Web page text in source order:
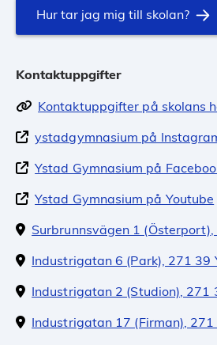
Hur tar jag mig till skolan?
Kontaktuppgifter
Kontaktuppgifter på skolans
ystadgymnasium på
Ystad Gymnasium på
Ystad Gymnasium på Youtube
Surbrunnsvägen 1
Industrigatan 6 (Park), 271 39
Industrigatan 2 (Studion), 271
Industrigatan 17 (Firman), 271